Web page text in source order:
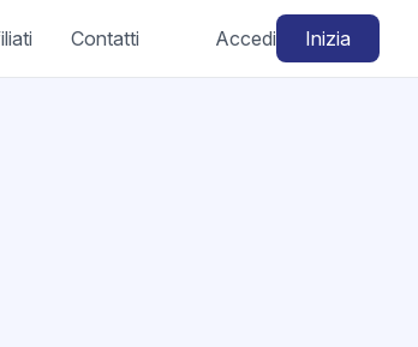
Contatti Accedi Inizia